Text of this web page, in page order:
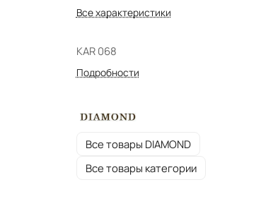
Все характеристики
KAR 068
Подробности
Все товары DIAMOND
Все товары категории